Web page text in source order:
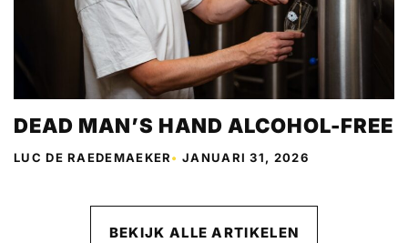
DEAD MAN’S HAND ALCOHOL-FREE
LUC DE RAEDEMAEKER•JANUARI 31, 2026
BEKIJK ALLE ARTIKELEN